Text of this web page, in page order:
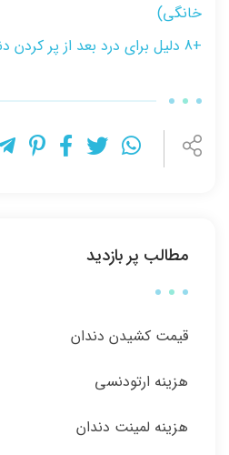
خانگی)
+8 دلیل برای درد بعد از پر کردن دندان | نوع درد ، درمان
مطالب پر بازدید
قیمت کشیدن دندان
هزینه ارتودنسی
هزینه لمینت دندان